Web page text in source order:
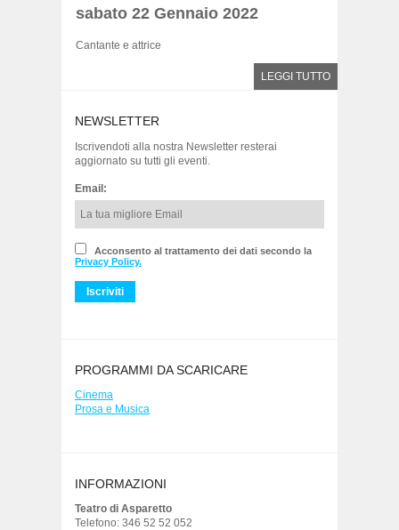
sabato 22 Gennaio 2022
Cantante e attrice
LEGGI TUTTO
NEWSLETTER
Iscrivendoti alla nostra Newsletter resterai
aggiornato su tutti gli eventi.
Email:
Acconsento al trattamento dei dati secondo la
Privacy Policy.
PROGRAMMI DA SCARICARE
Cinema
Prosa e Musica
INFORMAZIONI
Teatro di Asparetto
Telefono: 346 52 52 052